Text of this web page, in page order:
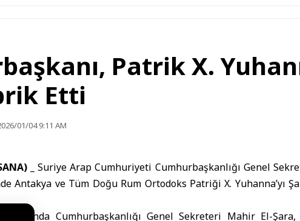
Patrik X.
Etti
01/04 9:11 AM
_
Suriye Arap Cumhuriyeti Cumhurbaşkanlığı Genel
Antakya ve Tüm Doğu Rum Ortodoks Patriği X. Yuhanna’yı
sırasında Cumhurbaşkanlığı Genel Sekreteri Mahir El-